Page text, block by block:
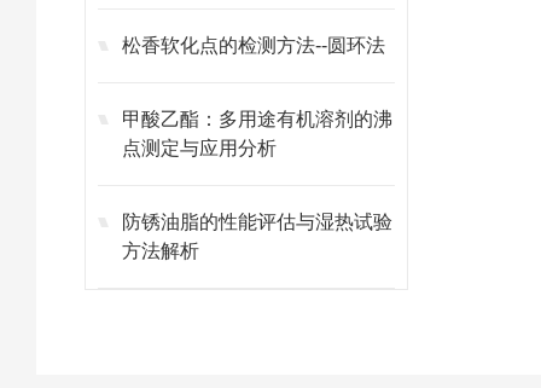
松香软化点的检测方法--圆环法
甲酸乙酯：多用途有机溶剂的沸
点测定与应用分析
防锈油脂的性能评估与湿热试验
方法解析